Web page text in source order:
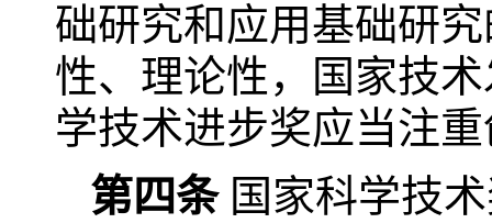
础研究和应用基础研
性、理论性，国家技
学技术进步奖应当注
第四条国家科学技